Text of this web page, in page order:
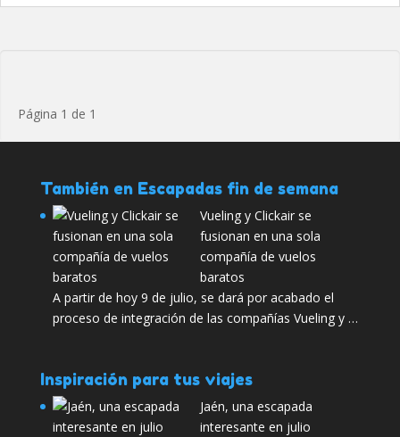
Página 1 de 1
También en Escapadas fin de semana
Vueling y Clickair se
fusionan en una sola
compañía de vuelos
baratos
A partir de hoy 9 de julio, se dará por acabado el
proceso de integración de las compañías Vueling y …
Inspiración para tus viajes
Jaén, una escapada
interesante en julio